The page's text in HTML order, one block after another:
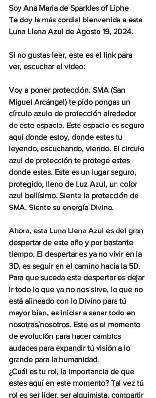
Soy Ana Maria de Sparkles of Liphe
Te doy la más cordial bienvenida a esta
Luna Llena Azul de Agosto 19, 2024.
Si no gustas leer, este es el link para
ver, escuchar el video:
Voy a poner protección. SMA (San
Miguel Arcángel) te pido pongas un
círculo azulo de protección alrededor
de este espacio. Este espacio es seguro
aquí donde estoy, donde estes tu
leyendo, escuchando, viendo. El circulo
azul de protección te protege estes
donde estes. Este es un lugar seguro,
protegido, lleno de Luz Azul, un color
azul bellísimo. Siente la protección de
SMA. Siente su energía Divina.
Ahora, esta Luna Llena Azul es del gran
despertar de este año y por bastante
tiempo. El despertar es ya no vivir en la
3D, es seguir en el camino hacia la 5D.
Para que suceda este despertar es dejar
ir todo lo que ya no nos sirve, lo que no
está alineado con lo Divino para tú
mayor bien, es iniciar a sanar todo en
nosotras/nosotros. Este es el momento
de evolución para hacer cambios
audaces para expandir tú visión a lo
grande para la humanidad.
¿Cuál es tu rol, la importancia de que
estes aquí en este momento? Tal vez tú
rol es ser líder, ser alquimista, compartir